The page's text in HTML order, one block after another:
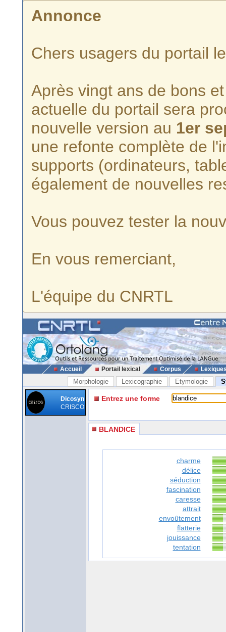
Annonce
Chers usagers du portail
Après vingt ans de bons
actuelle du portail sera
nouvelle version au 1er
une refonte complète de
supports (ordinateurs,
également de nouvelles
Vous pouvez tester la
En vous remerciant,
L'équipe du CNRTL
Accueil Portail lexical Corpus
Morphologie Lexicographie Etymologie
Dicosyn
CRISCO
Entrez une forme
BLANDICE
charme
délice
séduction
fascination
caresse
attrait
envoûtement
flatterie
jouissance
tentation